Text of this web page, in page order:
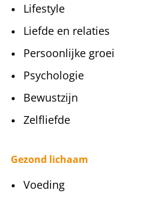
Lifestyle
Liefde en relaties
Persoonlijke groei
Psychologie
Bewustzijn
Zelfliefde
Gezond lichaam
Voeding